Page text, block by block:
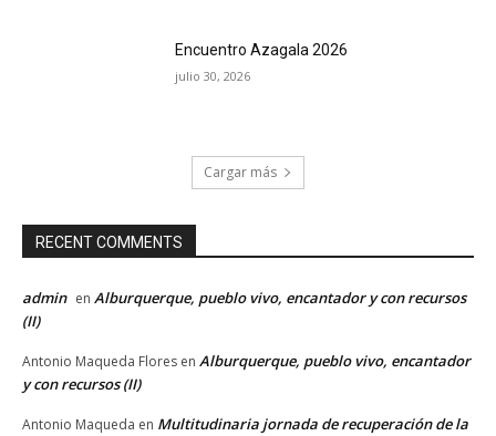
Encuentro Azagala 2026
julio 30, 2026
Cargar más
RECENT COMMENTS
admin en Alburquerque, pueblo vivo, encantador y con recursos
(II)
Antonio Maqueda Flores en Alburquerque, pueblo vivo, encantador
y con recursos (II)
Antonio Maqueda en Multitudinaria jornada de recuperación de la